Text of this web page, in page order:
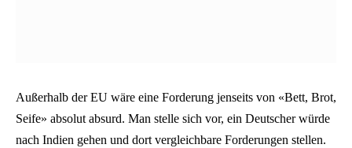
Außerhalb der EU wäre eine Forderung jenseits von «Bett, Brot,
Seife» absolut absurd. Man stelle sich vor, ein Deutscher würde
nach Indien gehen und dort vergleichbare Forderungen stellen.